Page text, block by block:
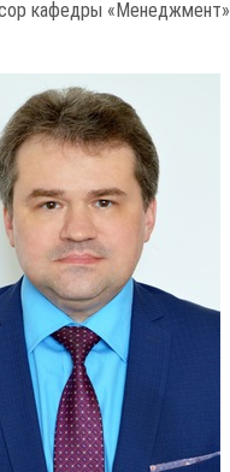
кафедры «Менеджмент»